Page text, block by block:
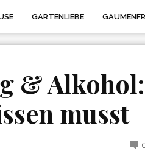
GARTENLIEBE
& Alkohol:
musst